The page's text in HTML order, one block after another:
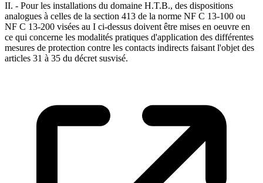
II. - Pour les installations du domaine H.T.B., des dispositions
analogues à celles de la section 413 de la norme NF C 13-100 ou
NF C 13-200 visées au I ci-dessus doivent être mises en oeuvre en
ce qui concerne les modalités pratiques d'application des différentes
mesures de protection contre les contacts indirects faisant l'objet des
articles 31 à 35 du décret susvisé.